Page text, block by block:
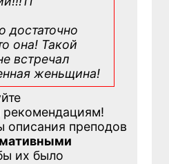
достаточно
она! Такой
встречал
женьщина!
описания преподов
их было